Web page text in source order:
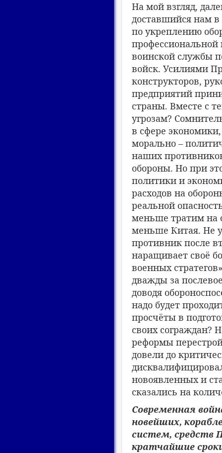
На мой взгляд,
доставшийся нам в
по укреплению
воинской службы
войск. Усилиями
конструкторов,
предприятий
страны. Вместе с
угрозам?
в сфере
морально –
наших
обороны. Но при
политики и
расходов на
реальной
меньше тратим на
меньше Китая. Не
противник после
наращивает своё
военных
дважды за
доводя
надо будет
просчёты в
своих сограждан?
реформы
довели до
новоявленных и
сказались на
Современная
новейших,
систем, средств
кратчайшие